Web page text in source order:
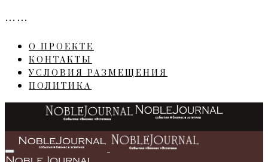
……
О ПРОЕКТЕ
КОНТАКТЫ
УСЛОВИЯ РАЗМЕЩЕНИЯ
ПОЛИТИКА